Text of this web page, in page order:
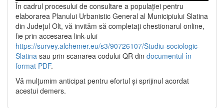
În cadrul procesului de consultare a populaţiei pentru
elaborarea Planului Urbanistic General al Municipiului Slatina
din Județul Olt, vă invităm să completați chestionarul online,
fie prin accesarea link-ului
https://survey.alchemer.eu/s3/90726107/Studiu-sociologic-
Slatina sau prin scanarea codului QR din documentul în
format PDF.
Vă mulţumim anticipat pentru efortul şi sprijinul acordat
acestui demers.